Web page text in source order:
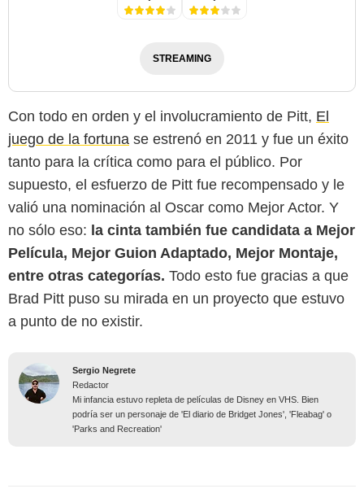
STREAMING
Con todo en orden y el involucramiento de Pitt, El
juego de la fortuna se estrenó en 2011 y fue un éxito
tanto para la crítica como para el público. Por
supuesto, el esfuerzo de Pitt fue recompensado y le
valió una nominación al Oscar como Mejor Actor. Y
no sólo eso: la cinta también fue candidata a Mejor
Película, Mejor Guion Adaptado, Mejor Montaje,
entre otras categorías. Todo esto fue gracias a que
Brad Pitt puso su mirada en un proyecto que estuvo
a punto de no existir.
Sergio Negrete
Redactor
Mi infancia estuvo repleta de películas de Disney en VHS. Bien
podría ser un personaje de 'El diario de Bridget Jones', 'Fleabag' o
'Parks and Recreation'